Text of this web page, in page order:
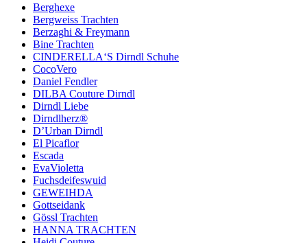
Berghexe
Bergweiss Trachten
Berzaghi & Freymann
Bine Trachten
CINDERELLA‘S Dirndl Schuhe
CocoVero
Daniel Fendler
DILBA Couture Dirndl
Dirndl Liebe
Dirndlherz®
D’Urban Dirndl
El Picaflor
Escada
EvaVioletta
Fuchsdeifeswuid
GEWEIHDA
Gottseidank
Gössl Trachten
HANNA TRACHTEN